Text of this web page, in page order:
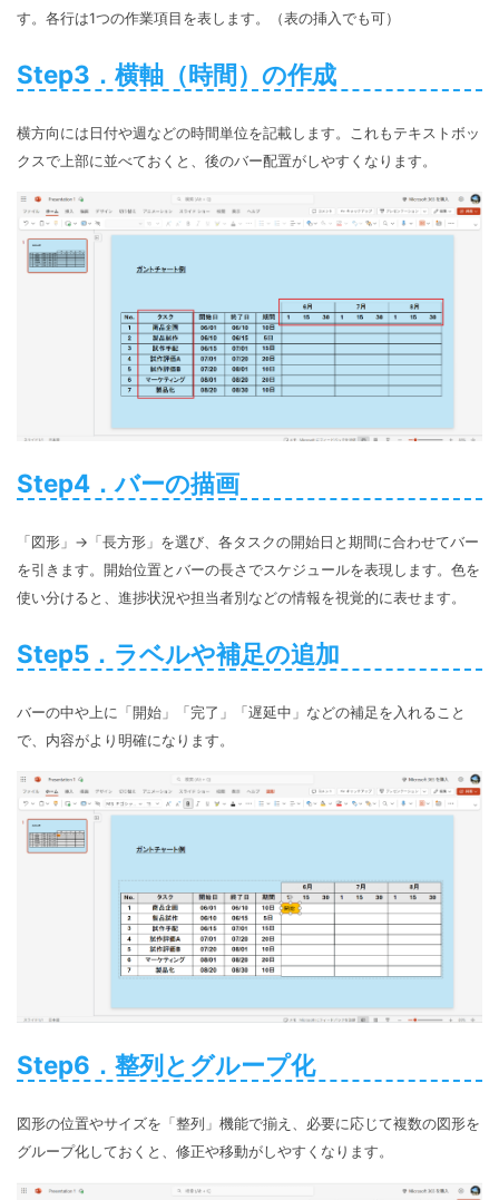
す。各行は1つの作業項目を表します。（表の挿入でも可）
Step3．横軸（時間）の作成
横方向には日付や週などの時間単位を記載します。これもテキストボッ
クスで上部に並べておくと、後のバー配置がしやすくなります。
Step4．バーの描画
「図形」→「長方形」を選び、各タスクの開始日と期間に合わせてバー
を引きます。開始位置とバーの長さでスケジュールを表現します。色を
使い分けると、進捗状況や担当者別などの情報を視覚的に表せます。
Step5．ラベルや補足の追加
バーの中や上に「開始」「完了」「遅延中」などの補足を入れること
で、内容がより明確になります。
Step6．整列とグループ化
図形の位置やサイズを「整列」機能で揃え、必要に応じて複数の図形を
グループ化しておくと、修正や移動がしやすくなります。